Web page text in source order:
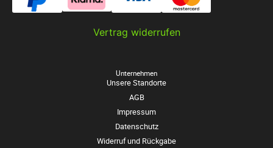
Vertrag widerrufen
Unternehmen
Unsere Standorte
AGB
Impressum
Datenschutz
Widerruf und Rückgabe